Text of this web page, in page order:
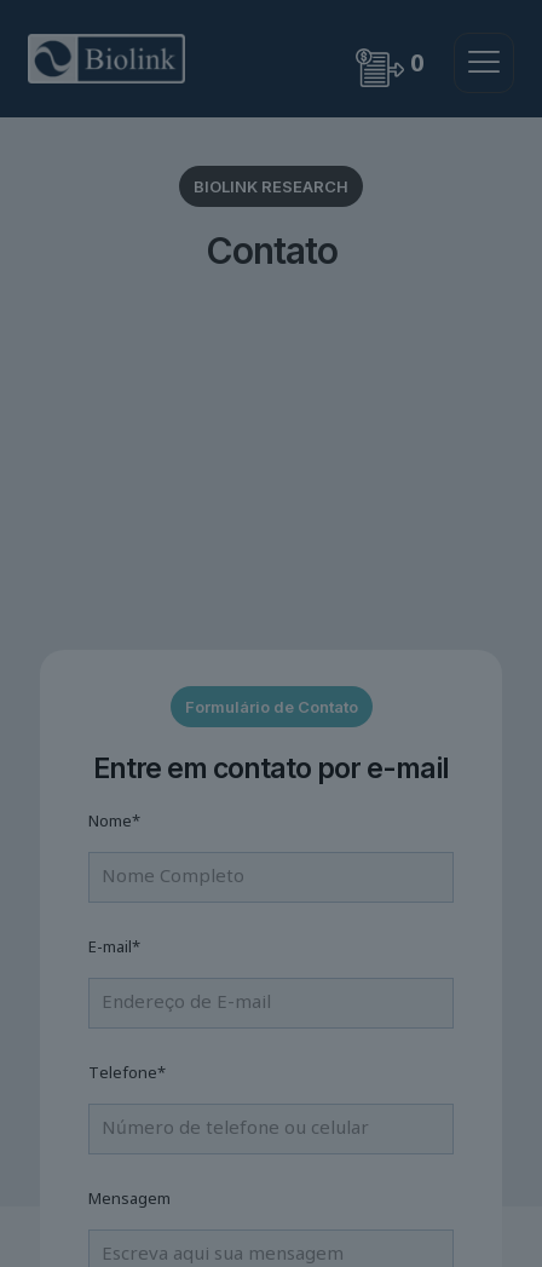
0
BIOLINK RESEARCH
Contato
Formulário de Contato
Entre em contato por e-mail
Nome*
E-mail*
Telefone*
Mensagem